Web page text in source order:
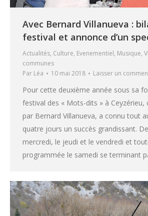
Avec Bernard Villanueva :
festival et annonce d’un
Actualités, Culture, Evenementiel, Musique,
communes
Par Léa 10 mai 2018 Laisser un
Pour cette deuxième année sous sa
festival des « Mots-dits » à Ceyzérieu,
par Bernard Villanueva, a connu tout
quatre jours un succès grandissant.
mercredi, le jeudi et le vendredi et
programmée le samedi se terminant